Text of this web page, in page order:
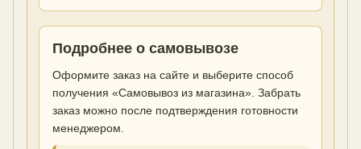
Подробнее о самовывозе
Оформите заказ на сайте и выберите способ
получения «Самовывоз из магазина». Забрать
заказ можно после подтверждения готовности
менеджером.